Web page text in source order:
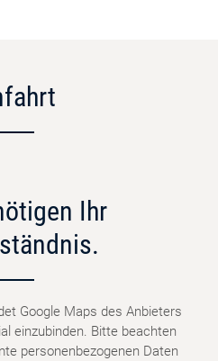
Ihr
Google Maps des Anbieters
einzubinden. Bitte beachten
personenbezogenen Daten